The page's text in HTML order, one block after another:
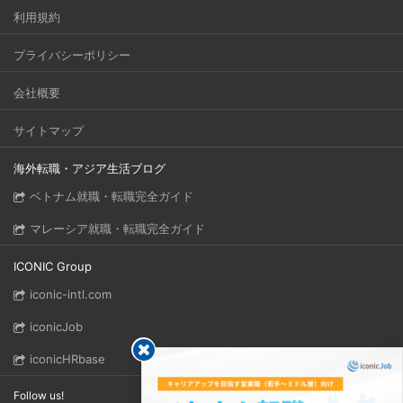
利用規約
プライバシーポリシー
会社概要
サイトマップ
海外転職・アジア生活ブログ
ベトナム就職・転職完全ガイド
マレーシア就職・転職完全ガイド
ICONIC Group
iconic-intl.com
iconicJob
iconicHRbase
Follow us!